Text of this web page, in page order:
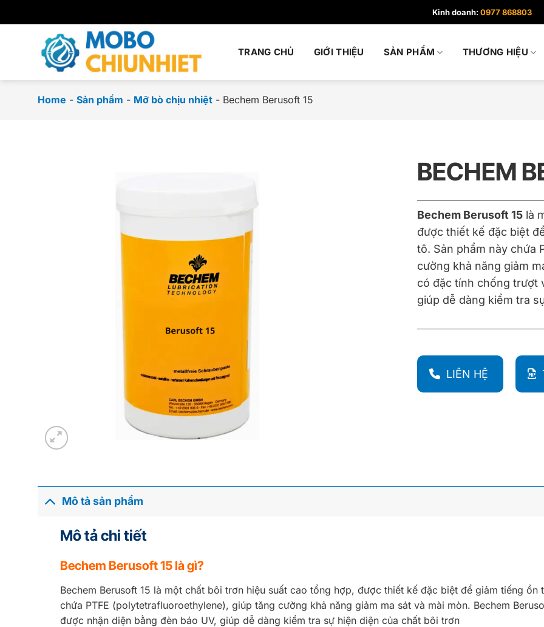
đến
Kinh doanh:0977 868803
TRANG CHỦ GIỚI THIỆU SẢN PHẨM THƯƠNG HIỆU
Home - Sản phẩm - Mỡ bò chịu nhiệt - Bechem Berusoft 15
BECHEM
Bechem Berusoft 15 là
được thiết kế đặc biệt
tô. Sản phẩm này chứa
cường khả năng giảm
có đặc tính chống trượt
giúp dễ dàng kiểm tra
LIÊN HỆ
Mô tả sản phẩm
Mô tả chi tiết
Bechem Berusoft 15 là gì?
Bechem Berusoft 15 là một chất bôi trơn hiệu suất cao tổng hợp, được thiết kế đặc biệt để giảm tiếng
chứa PTFE (polytetrafluoroethylene), giúp tăng cường khả năng giảm ma sát và mài mòn. Bechem
được nhận diện bằng đèn báo UV, giúp dễ dàng kiểm tra sự hiện diện của chất bôi trơn